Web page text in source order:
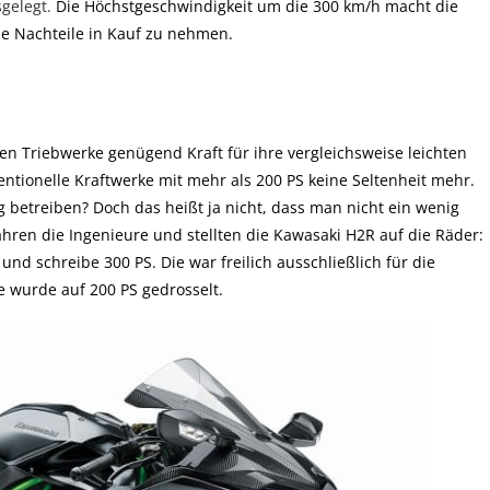
Die Höchstgeschwindigkeit um die 300 km/h macht die
Nachteile in Kauf zu nehmen.
Triebwerke genügend Kraft für ihre vergleichsweise leichten
Kraftwerke mit mehr als 200 PS keine Seltenheit mehr.
Doch das heißt ja nicht, dass man nicht ein wenig
die Ingenieure und stellten die Kawasaki H2R auf die Räder:
schreibe 300 PS. Die war freilich ausschließlich für die
auf 200 PS gedrosselt.